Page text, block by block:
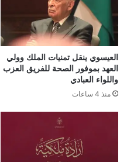
العيسوي ينقل تمنيات الملك وولي
العهد بموفور الصحة للفريق العزب
واللواء العبادي
منذ 4 ساعات